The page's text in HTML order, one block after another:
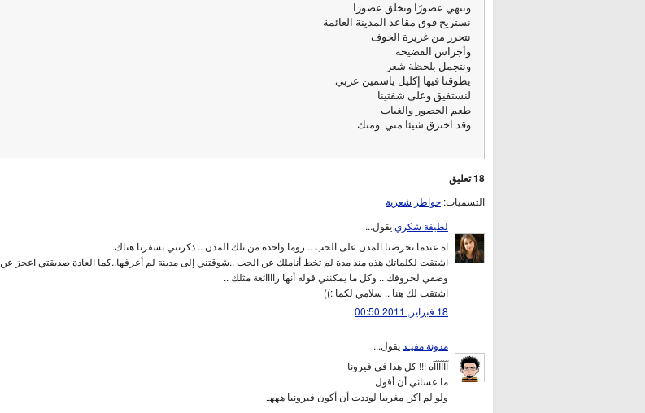
وننهي عصورًا ونخلق عصورَا
نستريح فوق مقاعد المدينة العائمة
نتحرر من غريزة الخوف
وأجراس الفضيحة
ونتجمل بلحظة شعر
يطوقنا فيها إكليل ياسمين عربي
لنستفيق وعلى شفتينا
طعم الحضور والغياب
وقد اخترق شيئا مني..ومنك
18 تعليق
التسميات: خواطر شعرية
لطيفة شكرييقول...
اه عندما تحرضنا المدن على الحب .. روما واحدة من تلك المدن .. ذكرتني بسفرنا هناك..
اشتقت لكلماتك هذه منذ مدة لم تخط أناملك عن الحب ..شوقتني إلى مدينة لم أعرفها..كما العادة صديقتي اعجز عن
وصفي لحروفك .. وكل ما يمكنني قوله أنها راااائعة مثلك ..
اشتقت لك هنا .. سلامي لكما :))
18 فبراير, 2011 00:50
مدونة مفيـد يقول...
آآآآآآه !!! كل هذا في فيرونا
ما عساني أن أقول
ولو لم اكن مغربيا لوددت أن أكون فيرونيا هههـ